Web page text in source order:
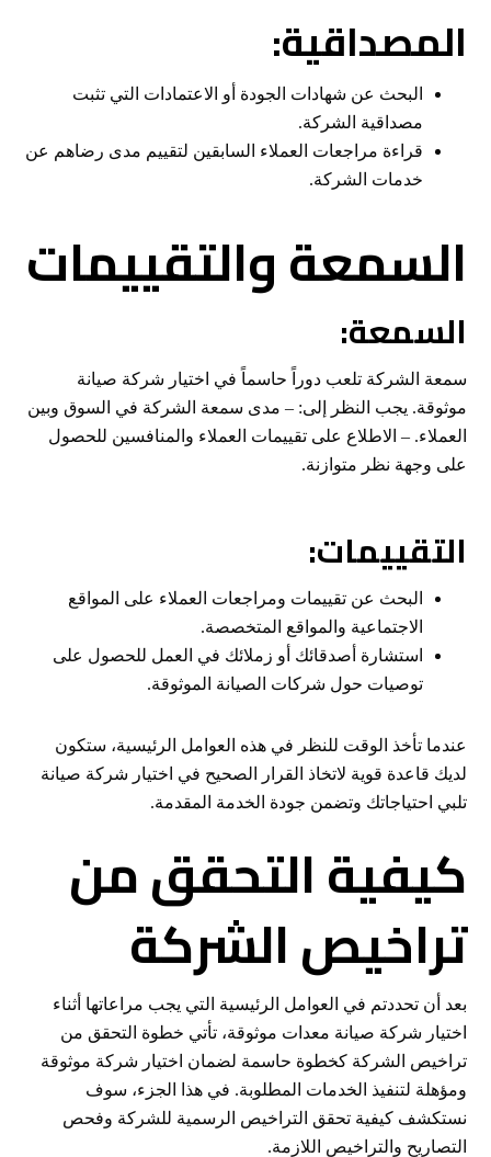
المصداقية:
البحث عن شهادات الجودة أو الاعتمادات التي تثبت
مصداقية الشركة.
قراءة مراجعات العملاء السابقين لتقييم مدى رضاهم عن
خدمات الشركة.
السمعة والتقييمات
السمعة:
سمعة الشركة تلعب دوراً حاسماً في اختيار شركة صيانة
موثوقة. يجب النظر إلى: – مدى سمعة الشركة في السوق وبين
العملاء. – الاطلاع على تقييمات العملاء والمنافسين للحصول
على وجهة نظر متوازنة.
التقييمات:
البحث عن تقييمات ومراجعات العملاء على المواقع
الاجتماعية والمواقع المتخصصة.
استشارة أصدقائك أو زملائك في العمل للحصول على
توصيات حول شركات الصيانة الموثوقة.
عندما تأخذ الوقت للنظر في هذه العوامل الرئيسية، ستكون
لديك قاعدة قوية لاتخاذ القرار الصحيح في اختيار شركة صيانة
تلبي احتياجاتك وتضمن جودة الخدمة المقدمة.
كيفية التحقق من
تراخيص الشركة
بعد أن تحددتم في العوامل الرئيسية التي يجب مراعاتها أثناء
اختيار شركة صيانة معدات موثوقة، تأتي خطوة التحقق من
تراخيص الشركة كخطوة حاسمة لضمان اختيار شركة موثوقة
ومؤهلة لتنفيذ الخدمات المطلوبة. في هذا الجزء، سوف
نستكشف كيفية تحقق التراخيص الرسمية للشركة وفحص
التصاريح والتراخيص اللازمة.